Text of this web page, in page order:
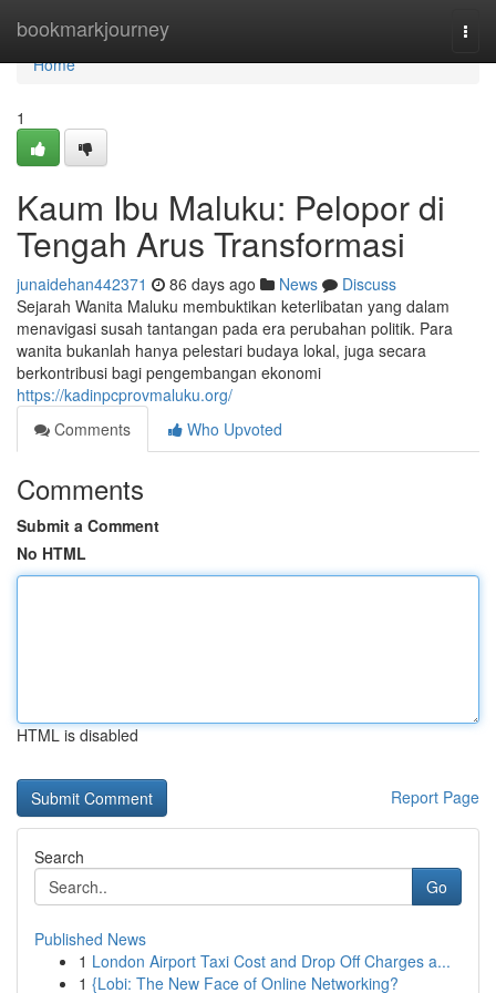
bookmarkjourney
Home
Home
1
Kaum Ibu Maluku: Pelopor di
Tengah Arus Transformasi
junaidehan442371 86 days ago News
Discuss
Sejarah Wanita Maluku membuktikan keterlibatan yang dalam
menavigasi susah tantangan pada era perubahan politik. Para
wanita bukanlah hanya pelestari budaya lokal, juga secara
berkontribusi bagi pengembangan ekonomi
https://kadinpcprovmaluku.org/
Comments
Who Upvoted
Comments
Submit a Comment
No HTML
HTML is disabled
Report Page
Search
Go
Published News
1 London Airport Taxi Cost and Drop Off Charges a...
1 {Lobi: The New Face of Online Networking?